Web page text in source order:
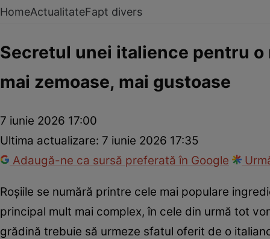
HomeActualitateFapt divers
Secretul unei italience pentru o
mai zemoase, mai gustoase
7 iunie 2026 17:00
Ultima actualizare: 7 iunie 2026 17:35
Adaugă-ne ca sursă preferată în Google
Roșiile se numără printre cele mai populare
principal mult mai complex, în cele din urmă tot
grădină trebuie să urmeze sfatul oferit de o